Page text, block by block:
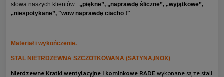
słowa naszych klientów : „piękne”, „naprawdę śliczne”, „wyjątkowe”,
„niespotykane”, "wow naprawdę ciacho !"
Materiał i wykończenie.
STAL NIETRDZEWNA SZCZOTKOWANA (SATYNA,INOX)
Nierdzewne Kratki wentylacyjne i kominkowe RADE wykonane są ze stali